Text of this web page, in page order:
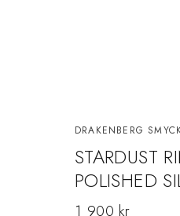
DRAKENBERG
STARDUST
POLISHED
1 900 kr